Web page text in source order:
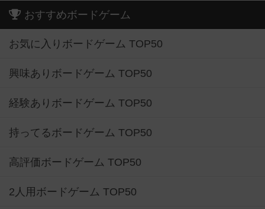
おすすめボードゲーム
お気に入りボードゲーム TOP50
興味ありボードゲーム TOP50
経験ありボードゲーム TOP50
持ってるボードゲーム TOP50
高評価ボードゲーム TOP50
2人用ボードゲーム TOP50